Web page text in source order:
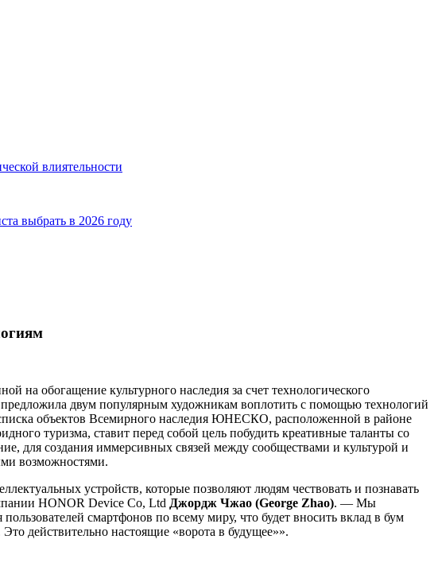
влиятельности
выбрать в 2026 году
на обогащение культурного наследия за счет технологического
двум популярным художникам воплотить с помощью технологий
объектов Всемирного наследия ЮНЕСКО, расположенной в районе
туризма, ставит перед собой цель побудить креативные таланты со
для создания иммерсивных связей между сообществами и культурой и
возможностями.
устройств, которые позволяют людям чествовать и познавать
HONOR Device Co, Ltd Джордж Чжао (George Zhao). — Мы
смартфонов по всему миру, что будет вносить вклад в бум
действительно настоящие «ворота в будущее»».